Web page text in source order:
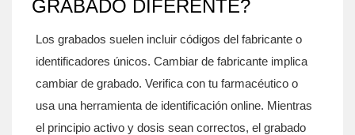
GRABADO DIFERENTE?
Los grabados suelen incluir códigos del fabricante o
identificadores únicos. Cambiar de fabricante implica
cambiar de grabado. Verifica con tu farmacéutico o
usa una herramienta de identificación online. Mientras
el principio activo y dosis sean correctos, el grabado